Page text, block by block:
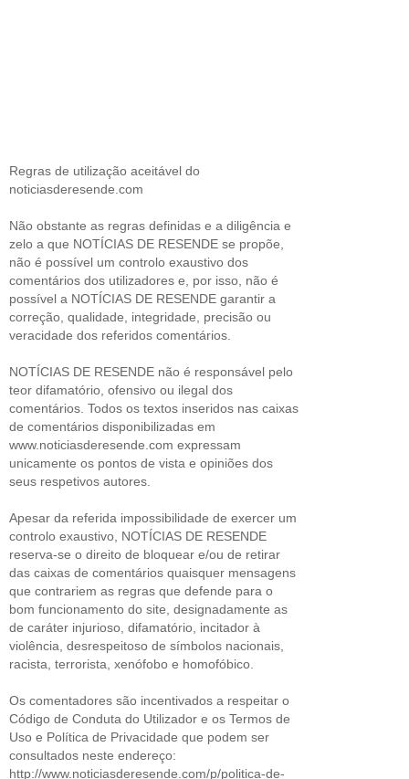
Regras de utilização aceitável do
noticiasderesende.com
Não obstante as regras definidas e a diligência e
zelo a que NOTÍCIAS DE RESENDE se propõe,
não é possível um controlo exaustivo dos
comentários dos utilizadores e, por isso, não é
possível a NOTÍCIAS DE RESENDE garantir a
correção, qualidade, integridade, precisão ou
veracidade dos referidos comentários.
NOTÍCIAS DE RESENDE não é responsável pelo
teor difamatório, ofensivo ou ilegal dos
comentários. Todos os textos inseridos nas caixas
de comentários disponibilizadas em
www.noticiasderesende.com expressam
unicamente os pontos de vista e opiniões dos
seus respetivos autores.
Apesar da referida impossibilidade de exercer um
controlo exaustivo, NOTÍCIAS DE RESENDE
reserva-se o direito de bloquear e/ou de retirar
das caixas de comentários quaisquer mensagens
que contrariem as regras que defende para o
bom funcionamento do site, designadamente as
de caráter injurioso, difamatório, incitador à
violência, desrespeitoso de símbolos nacionais,
racista, terrorista, xenófobo e homofóbico.
Os comentadores são incentivados a respeitar o
Código de Conduta do Utilizador e os Termos de
Uso e Política de Privacidade que podem ser
consultados neste endereço:
http://www.noticiasderesende.com/p/politica-de-